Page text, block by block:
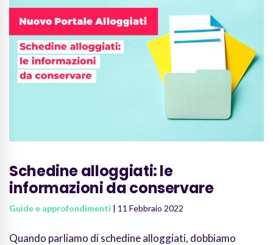
Schedine alloggiati: le
informazioni da conservare
Guide e approfondimenti | 11 Febbraio 2022
Quando parliamo di schedine alloggiati, dobbiamo